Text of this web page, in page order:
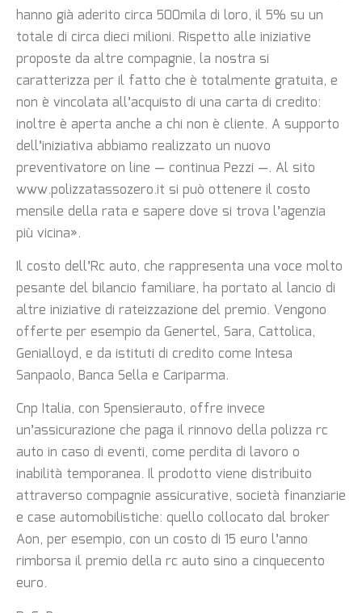
hanno già aderito circa 500mila di loro, il 5% su un
totale di circa dieci milioni. Rispetto alle iniziative
proposte da altre compagnie, la nostra si
caratterizza per il fatto che è totalmente gratuita, e
non è vincolata all’acquisto di una carta di credito:
inoltre è aperta anche a chi non è cliente. A supporto
dell’iniziativa abbiamo realizzato un nuovo
preventivatore on line — continua Pezzi —. Al sito
www.polizzatassozero.it si può ottenere il costo
mensile della rata e sapere dove si trova l’agenzia
più vicina».
Il costo dell’Rc auto, che rappresenta una voce molto
pesante del bilancio familiare, ha portato al lancio di
altre iniziative di rateizzazione del premio. Vengono
offerte per esempio da Genertel, Sara, Cattolica,
Genialloyd, e da istituti di credito come Intesa
Sanpaolo, Banca Sella e Cariparma.
Cnp Italia, con Spensierauto, offre invece
un’assicurazione che paga il rinnovo della polizza rc
auto in caso di eventi, come perdita di lavoro o
inabilità temporanea. Il prodotto viene distribuito
attraverso compagnie assicurative, società finanziarie
e case automobilistiche: quello collocato dal broker
Aon, per esempio, con un costo di 15 euro l’anno
rimborsa il premio della rc auto sino a cinquecento
euro.